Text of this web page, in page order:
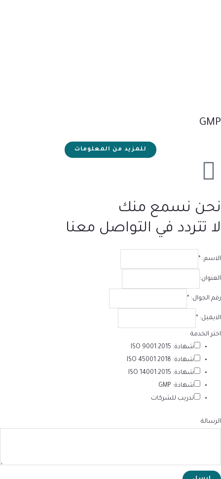
GMP
للمزيد من المعلومات
نحن نسمع منك
لا تتردد في التواصل معنا
الاسم: *
العنوان:
رقم الجوال: *
الايميل: *
اختر الخدمة
شهادة: ISO 9001:2015
شهادة: ISO 45001:2018
شهادة: ISO 14001:2015
شهادة: GMP
تدريب للشركات
الرسالة